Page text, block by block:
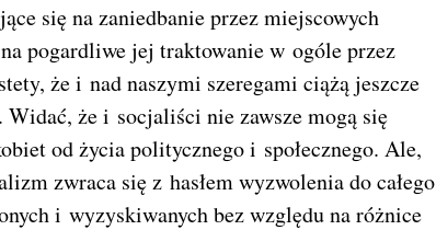
się na zaniedbanie przez miejscowych
pogardliwe jej traktowanie w ogóle przez
że i nad naszymi szeregami ciążą jeszcze
że i socjaliści nie zawsze mogą się
od życia politycznego i społecznego. Ale,
zwraca się z hasłem wyzwolenia do całego
i wyzyskiwanych bez względu na różnice